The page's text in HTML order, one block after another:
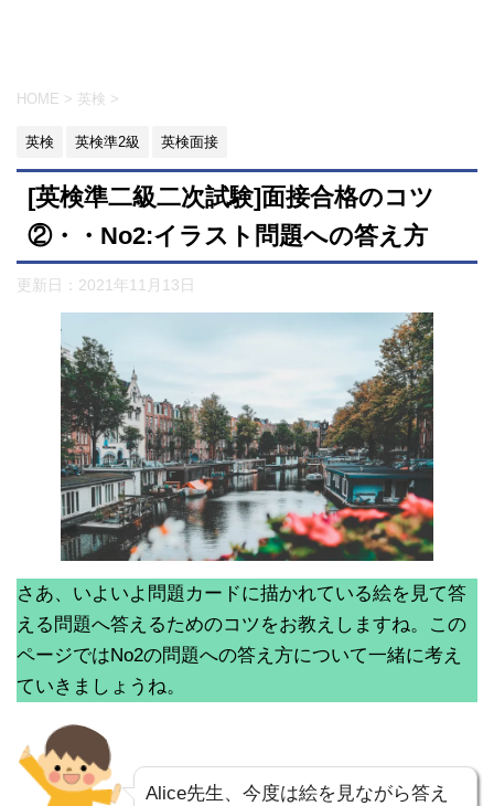
HOME > 英検 >
英検 英検準2級 英検面接
[英検準二級二次試験]面接合格のコツ
②・・No2:イラスト問題への答え方
更新日： 2021年11月13日
さあ、いよいよ問題カードに描かれている絵を見て答
える問題へ答えるためのコツをお教えしますね。この
ページではNo2の問題への答え方について一緒に考え
ていきましょうね。
Alice先生、今度は絵を見ながら答え